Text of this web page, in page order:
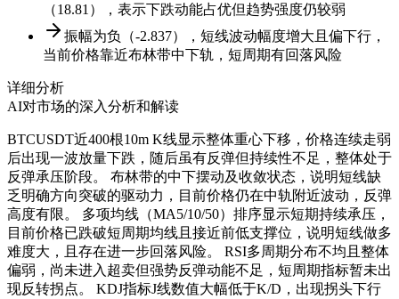
（18.81），表示下跌动能占优但趋势强度仍较弱
振幅为负（-2.837），短线波动幅度增大且偏下行，
当前价格靠近布林带中下轨，短周期有回落风险
详细分析
AI对市场的深入分析和解读
BTCUSDT近400根10m K线显示整体重心下移，价格连续走弱
后出现一波放量下跌，随后虽有反弹但持续性不足，整体处于
反弹承压阶段。 布林带的中下摆动及收敛状态，说明短线缺
乏明确方向突破的驱动力，目前价格仍在中轨附近波动，反弹
高度有限。 多项均线（MA5/10/50）排序显示短期持续承压，
目前价格已跌破短周期均线且接近前低支撑位，说明短线做多
难度大，且存在进一步回落风险。 RSI多周期分布不均且整体
偏弱，尚未进入超卖但强势反弹动能不足，短周期指标暂未出
现反转拐点。 KDJ指标J线数值大幅低于K/D，出现拐头下行